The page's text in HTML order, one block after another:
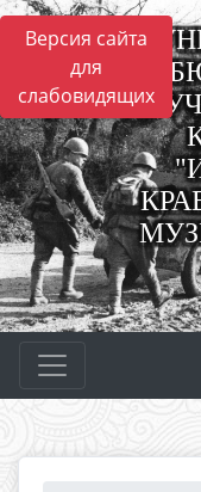
Версия сайта
для
слабовидящих